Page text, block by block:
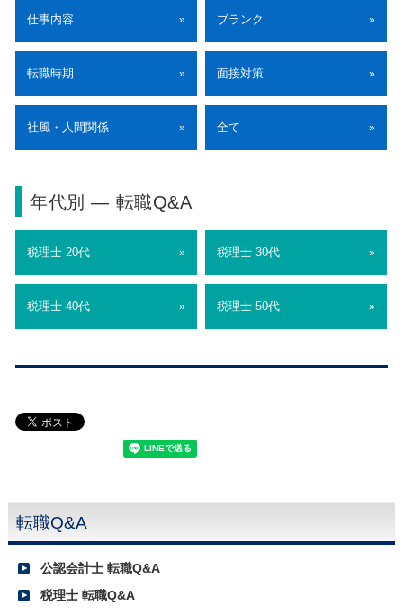
仕事内容 » ブランク »
転職時期 » 面接対策 »
社風・人間関係 » 全て »
年代別 ― 転職Q&A
税理士 20代 » 税理士 30代 »
税理士 40代 » 税理士 50代 »
転職Q&A
公認会計士 転職Q&A
税理士 転職Q&A